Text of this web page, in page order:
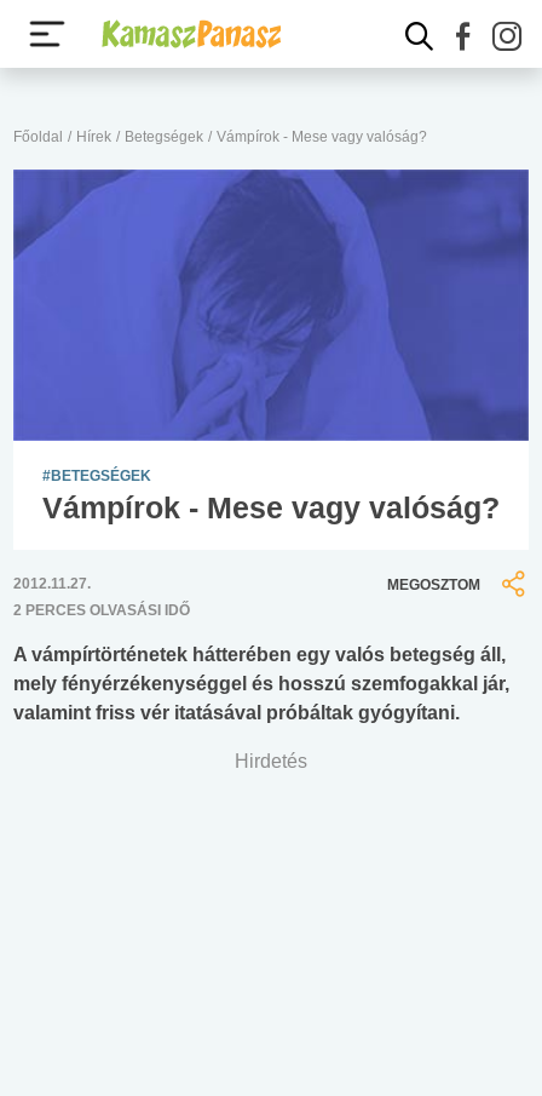
Főoldal / Hírek / Betegségek / Vámpírok - Mese vagy valóság?
#BETEGSÉGEK
Vámpírok - Mese vagy valóság?
2012.11.27.
2 PERCES OLVASÁSI IDŐ
MEGOSZTOM
A vámpírtörténetek hátterében egy valós betegség áll,
mely fényérzékenységgel és hosszú szemfogakkal jár,
valamint friss vér itatásával próbáltak gyógyítani.
Hirdetés